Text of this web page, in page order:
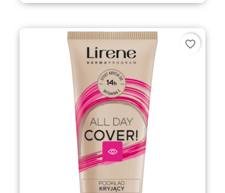
favorite_border